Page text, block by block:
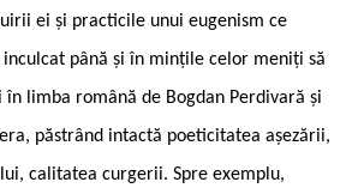
ei și practicile unui eugenism ce
până și în mințile celor meniți să
în limba română de Bogdan Perdivară și
păstrând intactă poeticitatea așezării,
calitatea curgerii. Spre exemplu,